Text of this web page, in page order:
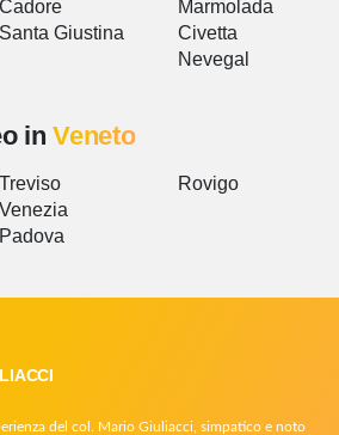
Cadore
Santa Giustina
Marmolada
Civetta
Nevegal
inVeneto
Treviso
Venezia
Padova
Rovigo
del col. Mario Giuliacci, simpatico e noto